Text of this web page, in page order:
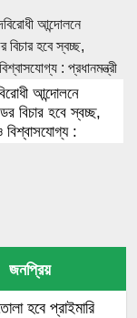
আন্দোলনে
বিচার হবে স্বচ্ছ,
বিশ্বাসযোগ্য :
জনপ্রিয়
হবে প্রাইমারি